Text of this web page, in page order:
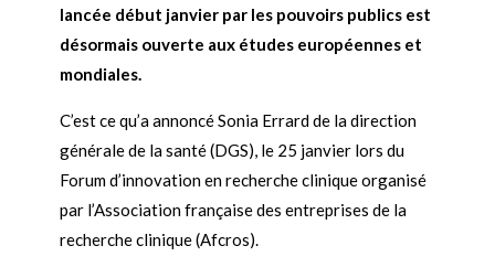
lancée début janvier par les pouvoirs publics est
désormais ouverte aux études européennes et
mondiales.
C’est ce qu’a annoncé Sonia Errard de la direction
générale de la santé (DGS), le 25 janvier lors du
Forum d’innovation en recherche clinique organisé
par l’Association française des entreprises de la
recherche clinique (Afcros).